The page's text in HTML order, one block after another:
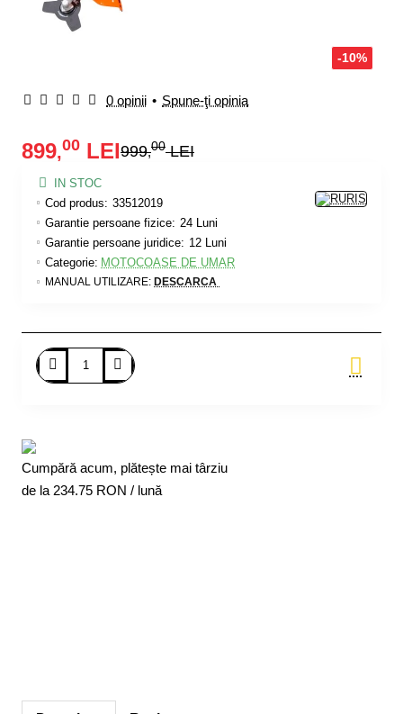
-10%
0 opinii • Spune-ţi opinia
899,00 LEI999,00LEI
IN STOC
Cod produs: 33512019
Garantie persoane fizice: 24 Luni
MANUAL UTILIZARE: DESCARCA
Garantie persoane juridice: 12 Luni
Categorie: MOTOCOASE DE UMAR
Cumpără acum, plătește mai târziu
de la 234.75 RON / lună